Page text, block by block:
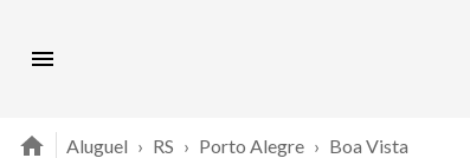
Aluguel › RS › Porto Alegre › Boa Vista